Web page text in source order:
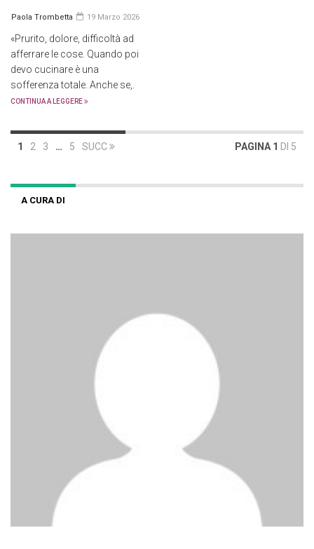
Paola Trombetta 19 Marzo 2026
«Prurito, dolore, difficoltà ad
afferrare le cose. Quando poi
devo cucinare è una
sofferenza totale. Anche se,.
CONTINUA A LEGGERE
1 2 3 … 5 SUCC PAGINA 1 DI 5
A CURA DI